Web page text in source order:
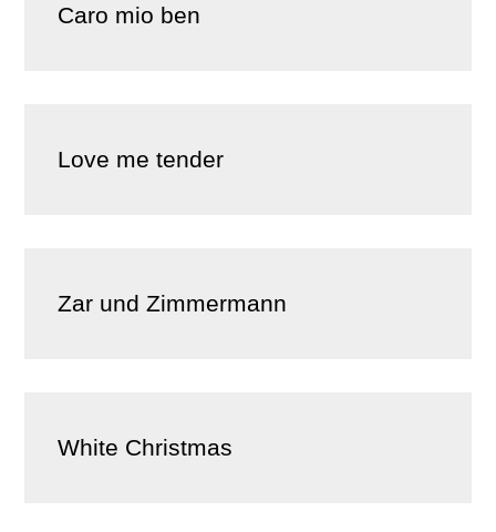
Caro mio ben
Love me tender
Zar und Zimmermann
White Christmas